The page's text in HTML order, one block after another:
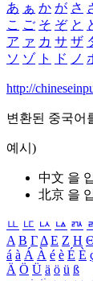
あ ぁ か が さ
こ ご そ ぞ と
ア ァ カ サ ザ
ソ ゾ ト ド ノ
http://
변환된 중국어
예시)
中文 을
北京 을
ㅥ ㅦ ㅧ ㅨ ㅩ
Α Β ΓΔ Ε Ζ Η
á à Á À é è É È
Ä Ö Ü ä ö ü ß